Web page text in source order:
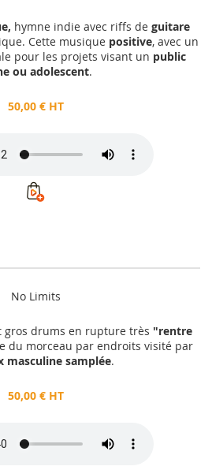
hymne indie avec riffs de guitare
Cette musique positive, avec un
pour les projets visant un public
ou adolescent.
50,00 € HT
No Limits
gros drums en rupture très "rentre
du morceau par endroits visité par
masculine samplée.
50,00 € HT